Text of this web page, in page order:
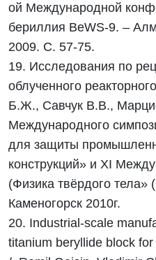
ой Международной
бериллия ВеWS-9. –
2009. С. 57-75.
19. Исследования по
облученного
Б.Ж., Савчук В.В.,
Международного
для защиты
конструкций» и XI
(Физика твёрдого тела»
Каменогорск 2010г.
20. Industrial-scale
titanium beryllide block